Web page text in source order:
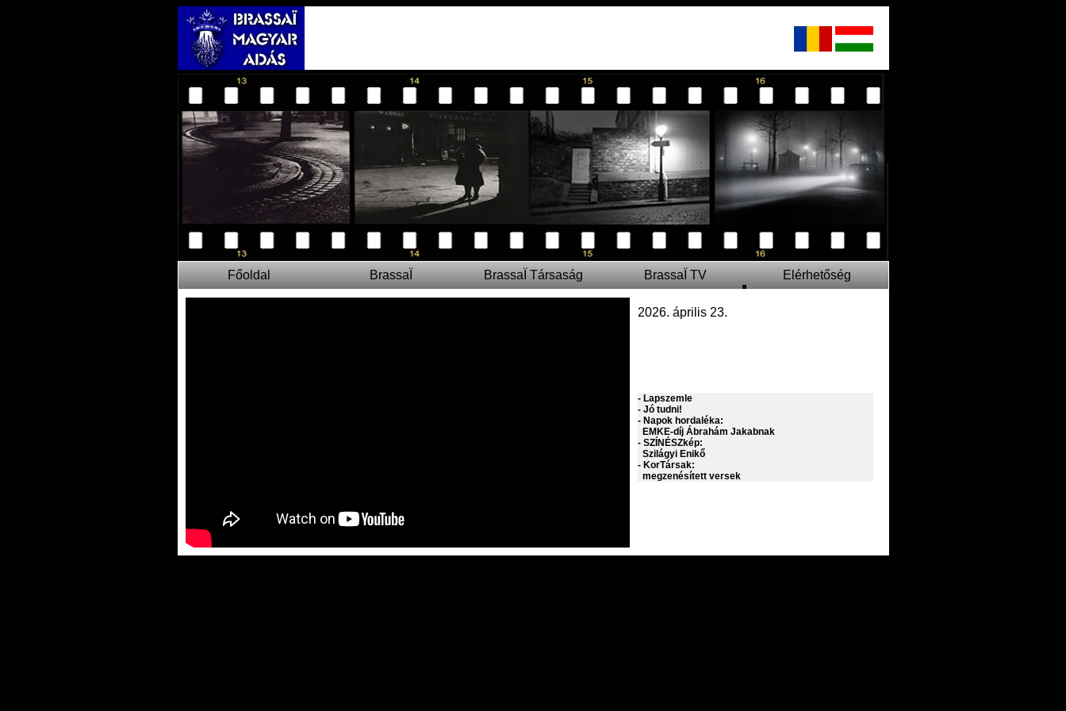
Főoldal BrassaÏ BrassaÏ Társaság BrassaÏ TV Elérhetőség
2026. április 23.
- Lapszemle
- Jó tudni!
- Napok hordaléka:
EMKE-díj Ábrahám Jakabnak
- SZÍNÉSZkép:
Szilágyi Enikő
- KorTársak:
megzenésített versek